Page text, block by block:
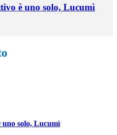
è uno solo, Lucumì
uno solo, Lucumì